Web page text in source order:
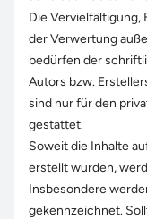
Die Vervielfältigung,
der Verwertung
bedürfen der
Autors bzw.
sind nur für den
gestattet.
Soweit die Inhalte
erstellt wurden,
Insbesondere
gekennzeichnet.